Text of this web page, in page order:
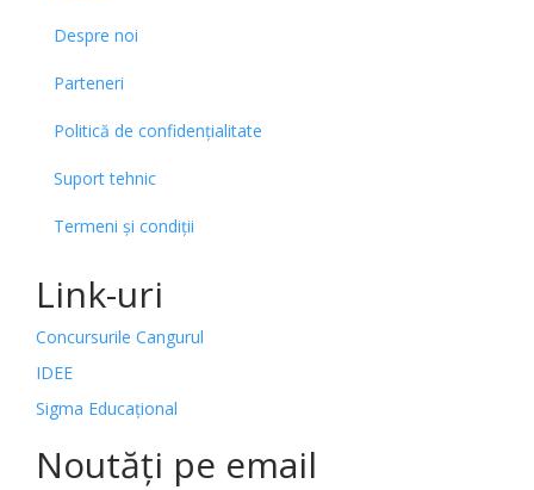
Despre noi
Parteneri
Politică de confidențialitate
Suport tehnic
Termeni și condiții
Link-uri
Concursurile Cangurul
IDEE
Sigma Educațional
Noutăți pe email